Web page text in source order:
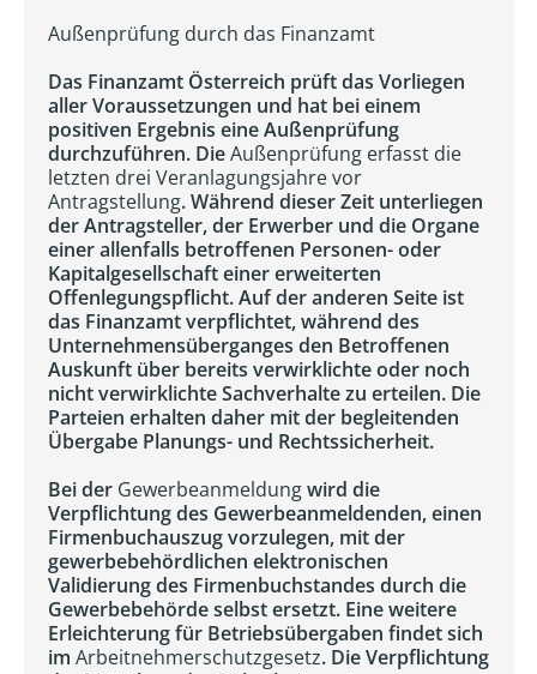
Außenprüfung durch das Finanzamt
Das Finanzamt Österreich prüft das Vorliegen
aller Voraussetzungen und hat bei einem
positiven Ergebnis eine Außenprüfung
durchzuführen. DieAußenprüfung erfasst die
letzten drei Veranlagungsjahre vor
Antragstellung. Während dieser Zeit unterliegen
der Antragsteller, der Erwerber und die Organe
einer allenfalls betroffenen Personen- oder
Kapitalgesellschaft einer erweiterten
Offenlegungspflicht. Auf der anderen Seite ist
das Finanzamt verpflichtet, während des
Unternehmensüberganges den Betroffenen
Auskunft über bereits verwirklichte oder noch
nicht verwirklichte Sachverhalte zu erteilen. Die
Parteien erhalten daher mit der begleitenden
Übergabe Planungs- und Rechtssicherheit.
Bei der Gewerbeanmeldungwird die
Verpflichtung des Gewerbeanmeldenden, einen
Firmenbuchauszug vorzulegen, mit der
gewerbebehördlichen elektronischen
Validierung des Firmenbuchstandes durch die
Gewerbebehörde selbst ersetzt. Eine weitere
Erleichterung für Betriebsübergaben findet sich
im Arbeitnehmerschutzgesetz. Die Verpflichtung